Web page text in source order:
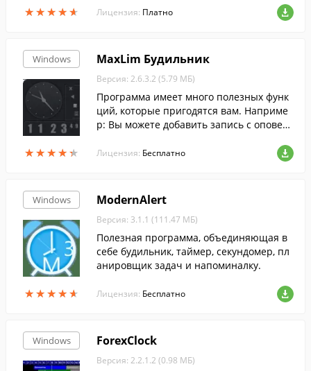
★★★★★
★★★★★ Лицензия: Платно
Windows
★★★★★
★★★★★
MaxLim Будильник
Версия: 2.6.3.2 (5.79 МБ)
Программа имеет много полезных функ
ций, которые пригодятся вам. Наприме
р: Вы можете добавить запись с оповещ
грамма в установленное время сообщит
Лицензия: Бесплатно
Windows
★★★★★
★★★★★
ModernAlert
Версия: 3.1.1 (111.47 МБ)
Полезная программа, объединяющая в
себе будильник, таймер, секундомер, пл
анировщик задач и напоминалку.
Лицензия: Бесплатно
Windows ForexClock
Версия: 2.2.1.2 (0.98 МБ)